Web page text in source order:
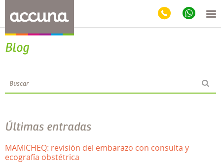
Blog
Últimas entradas
MAMICHEQ: revisión del embarazo con consulta y
ecografía obstétrica